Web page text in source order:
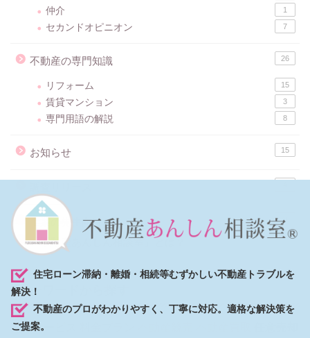
仲介 1
セカンドオピニオン 7
不動産の専門知識 26
リフォーム 15
賃貸マンション 3
専門用語の解説 8
お知らせ 15
士業の先生向け 8
「不動産あんしん相談室」とは？
キーワードから探す
弊社サービス
住宅ローン滞納・離婚・相続等むずかしい不動産トラブルを
解決！
不動産のプロがわかりやすく、丁寧に対応。適格な解決策を
ご提案。